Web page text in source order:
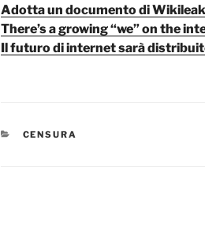
Adotta un documento di
There’s a growing “we” on the
Il futuro di internet sarà
CATEGORIE
CENSURA